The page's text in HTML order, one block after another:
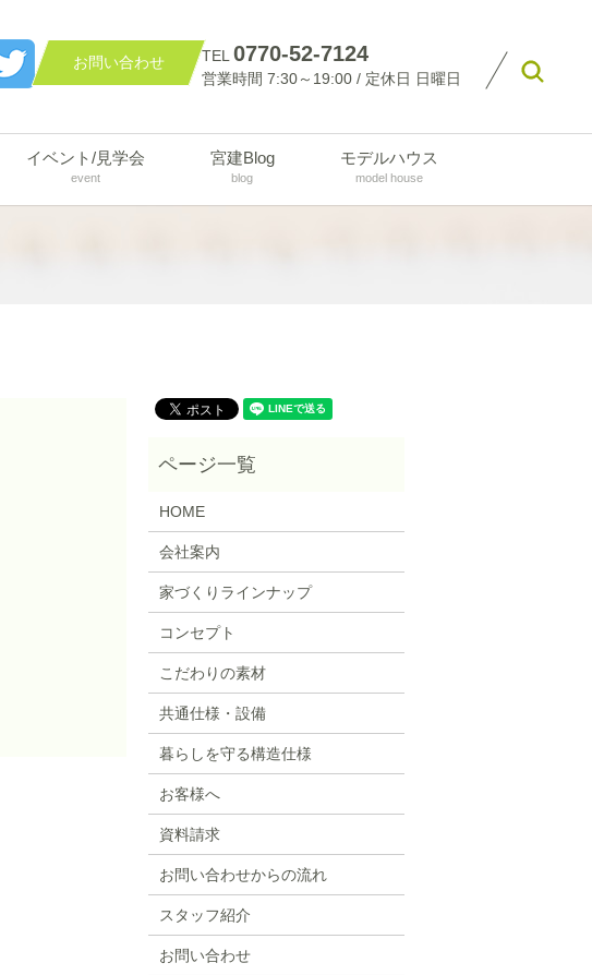
お問い合わせ TEL 0770-52-7124
営業時間 7:30～19:00 / 定休日 日曜日
イベント/見学会
event
宮建Blog
blog
モデルハウス
model house
HOME
会社案内
家づくりラインナップ
コンセプト
こだわりの素材
共通仕様・設備
暮らしを守る構造仕様
お客様へ
資料請求
お問い合わせからの流れ
スタッフ紹介
お問い合わせ